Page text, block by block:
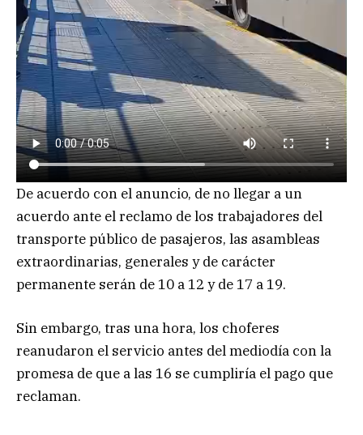
De acuerdo con el anuncio, de no llegar a un
acuerdo ante el reclamo de los trabajadores del
transporte público de pasajeros, las asambleas
extraordinarias, generales y de carácter
permanente serán de 10 a 12 y de 17 a 19.
Sin embargo, tras una hora, los choferes
reanudaron el servicio antes del mediodía con la
promesa de que a las 16 se cumpliría el pago que
reclaman.